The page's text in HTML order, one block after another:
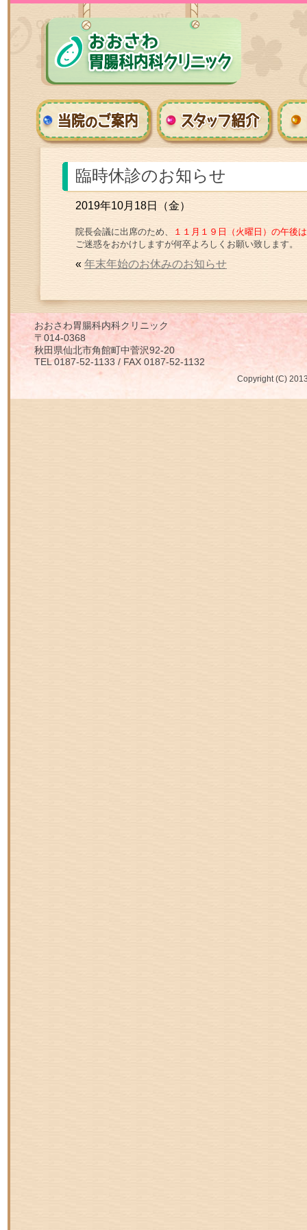
臨時休診のお知らせ
2019年10月18日（金）
院長会議に出席のため、
１１月１９日（火曜日）の午後
ご迷惑をおかけしますが何卒よろしくお願い致します。
« 年末年始のお休みのお知らせ
おおさわ胃腸科内科クリニック
〒014-0368
秋田県仙北市角館町中菅沢92-20
TEL 0187-52-1133 / FAX 0187-52-1132
Copyright (C)